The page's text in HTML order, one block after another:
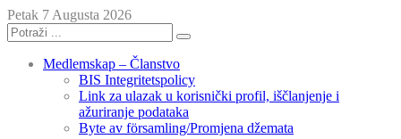
Petak 7 Augusta 2026
Medlemskap – Članstvo
BIS Integritetspolicy
Link za ulazak u korisnički profil, iščlanjenje i
ažuriranje podataka
Byte av församling/Promjena džemata